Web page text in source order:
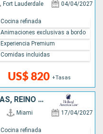
Fort Lauderdale 04/04/2027
US$ 820 +Tasas
Cocina refinada
Animaciones exclusivas a bordo
Experiencia Premium
Comidas incluidas
ESTADOS UNIDOS, BERMUDAS, REINO UNIDO, FRANCIA, BÉLGICA, PAISES BAJOS
Miami 17/04/2027
Cocina refinada